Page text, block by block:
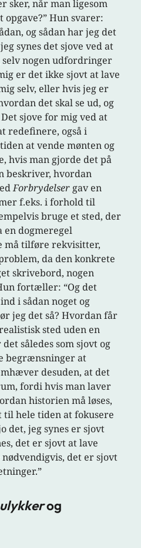
sker, når man ligesom
Hun svarer:
og sådan har jeg det
synes det sjove ved at
nogen udfordringer
er det ikke sjovt at lave
selv, eller hvis jeg er
det skal se ud, og
sjove for mig ved at
redefinere, også i
at vende mønten og
hvis man gjorde det på
beskriver, hvordan
Forbrydelser gav en
f.eks. i forhold til
bruge et sted, der
en dogmeregel
må tilføre rekvisitter,
da den konkrete
skrivebord, nogen
fortæller: “Og det
i sådan noget og
jeg det så? Hvordan får
sted uden en
således som sjovt og
begrænsninger at
desuden, at det
fordi hvis man laver
historien må løses,
til hele tiden at fokusere
det, jeg synes er sjovt
det er sjovt at lave
det er sjovt
og